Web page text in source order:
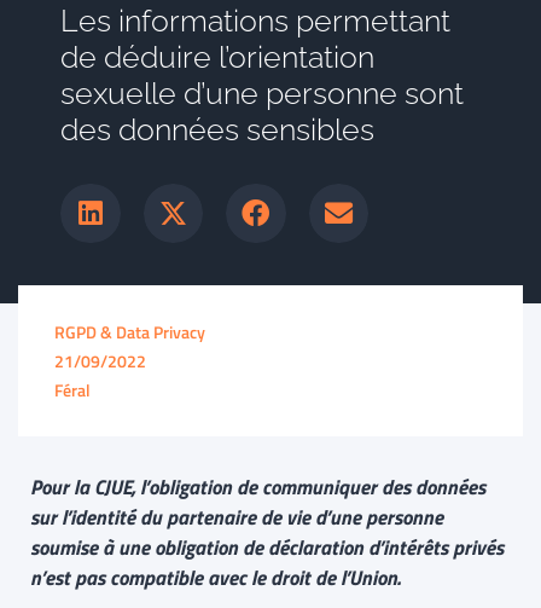
Les informations permettant
de déduire l’orientation
sexuelle d’une personne sont
des données sensibles
RGPD & Data Privacy
21/09/2022
Féral
Pour la CJUE, l’obligation de communiquer des données
sur l’identité du partenaire de vie d’une personne
soumise à une obligation de déclaration d’intérêts privés
n’est pas compatible avec le droit de l’Union.